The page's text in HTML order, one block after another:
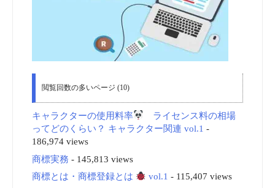
閲覧回数の多いページ (10)
キャラクターの使用料率
ライセンス料の相場
ってどのくらい？ キャラクター関連 vol.1 -
186,974 views
商標実務 - 145,813 views
商標とは・商標登録とは
vol.1 - 115,407 views